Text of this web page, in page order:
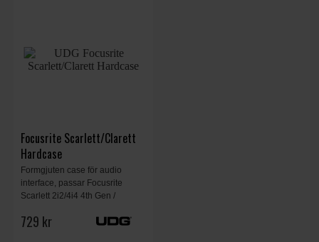
Focusrite Scarlett/Clarett
Hardcase
Formgjuten case för audio
interface, passar Focusrite
Scarlett 2i2/4i4 4th Gen /
Ultralite MK5, vattenavvisande,
729 kr